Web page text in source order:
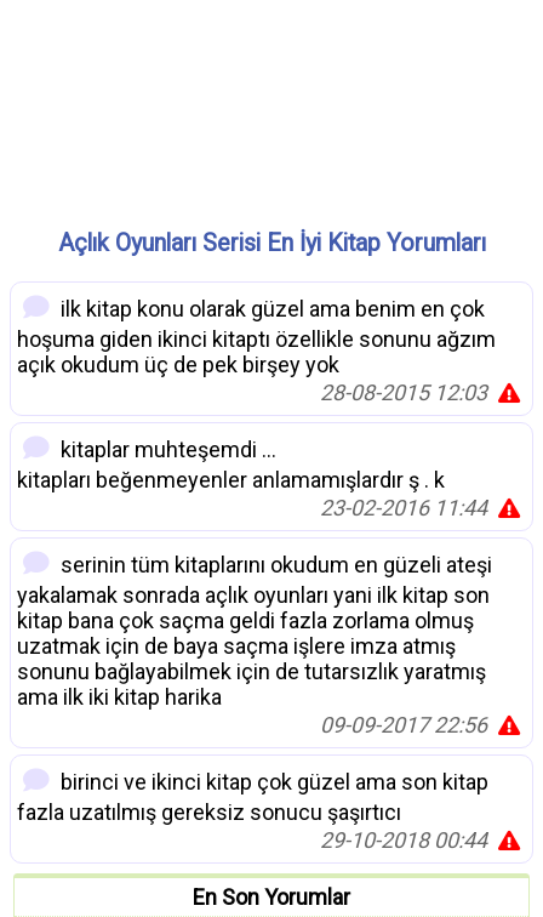
Açlık Oyunları Serisi En İyi Kitap Yorumları
ilk kitap konu olarak güzel ama benim en çok
hoşuma giden ikinci kitaptı özellikle sonunu ağzım
açık okudum üç de pek birşey yok
28-08-2015 12:03
kitaplar muhteşemdi ...
kitapları beğenmeyenler anlamamışlardır ş . k
23-02-2016 11:44
serinin tüm kitaplarını okudum en güzeli ateşi
yakalamak sonrada açlık oyunları yani ilk kitap son
kitap bana çok saçma geldi fazla zorlama olmuş
uzatmak için de baya saçma işlere imza atmış
sonunu bağlayabilmek için de tutarsızlık yaratmış
ama ilk iki kitap harika
09-09-2017 22:56
birinci ve ikinci kitap çok güzel ama son kitap
fazla uzatılmış gereksiz sonucu şaşırtıcı
29-10-2018 00:44
En Son Yorumlar